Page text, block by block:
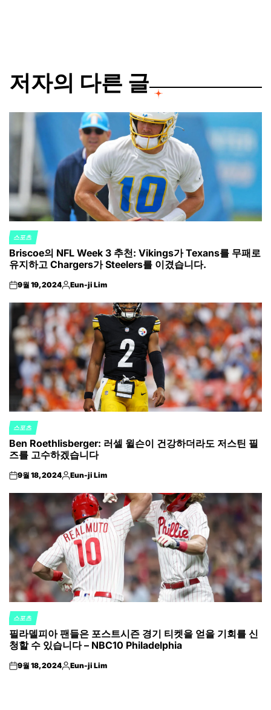
저자의 다른 글
POSTED
IN
스포츠
Briscoe의 NFL Week 3 추천: Vikings가 Texans를 무패로
유지하고 Chargers가 Steelers를 이겼습니다.
on9월 19, 2024Posted
Eun-ji Lim
POSTED
IN
스포츠
Ben Roethlisberger: 러셀 윌슨이 건강하더라도 저스틴 필
즈를 고수하겠습니다
on9월 18, 2024Posted
Eun-ji Lim
POSTED
IN
스포츠
필라델피아 팬들은 포스트시즌 경기 티켓을 얻을 기회를 신
청할 수 있습니다 – NBC10 Philadelphia
on9월 18, 2024Posted
Eun-ji Lim